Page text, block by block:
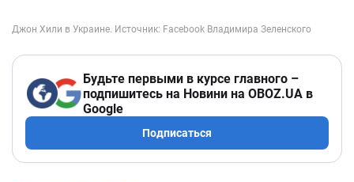
Будьте первыми в курсе главного –
подпишитесь на Новини на OBOZ.UA в
Google
Подписаться